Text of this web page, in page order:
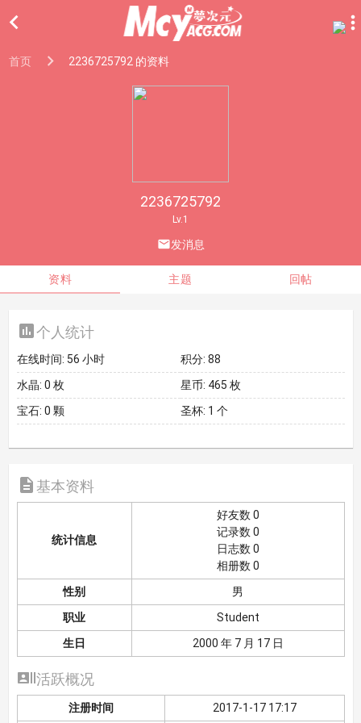

首页 2236725792 的资料
2236725792
Lv.1
发消息
资料 主题 回帖
个人统计
在线时间: 56 小时 积分: 88
水晶: 0 枚 星币: 465 枚
宝石: 0 颗 圣杯: 1 个
 基本资料
统计信息
好友数 0
记录数 0
日志数 0
相册数 0
性别
男
职业
Student
生日
2000 年 7 月 17 日
活跃概况
注册时间 2017-1-17 17:17